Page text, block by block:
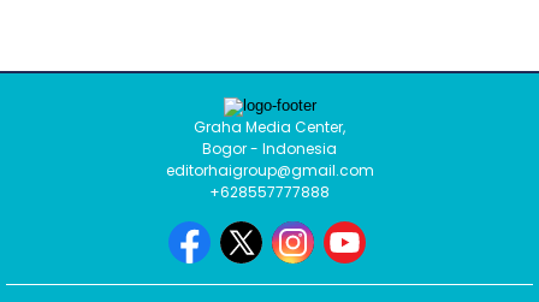
Graha Media Center,
Bogor - Indonesia
editorhaigroup@gmail.com
+628557777888